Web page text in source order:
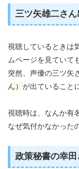
三ツ矢雄二さん
視聴しているときは
ムページを見ていて
突然、声優の三ツ矢
ん）が出ていること
視聴時は、なんか有
なぜ気付かなかった
政策秘書の幸田